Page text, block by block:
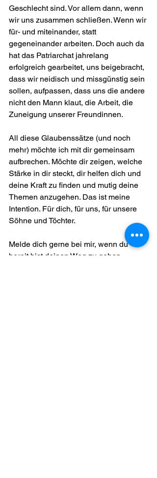
Geschlecht sind. Vor allem dann, wenn
wir uns zusammen schließen. Wenn wir
für- und miteinander, statt
gegeneinander arbeiten. Doch auch da
hat das Patriarchat jahrelang
erfolgreich gearbeitet, uns beigebracht,
dass wir neidisch und missgünstig sein
sollen, aufpassen, dass uns die andere
nicht den Mann klaut, die Arbeit, die
Zuneigung unserer Freundinnen.
All diese Glaubenssätze (und noch
mehr) möchte ich mit dir gemeinsam
aufbrechen. Möchte dir zeigen, welche
Stärke in dir steckt, dir helfen dich und
deine Kraft zu finden und mutig deine
Themen anzugehen. Das ist meine
Intention. Für dich, für uns, für unsere
Söhne und Töchter.
Melde dich gerne bei mir, wenn du
bereit bist deinen Weg zu gehen.